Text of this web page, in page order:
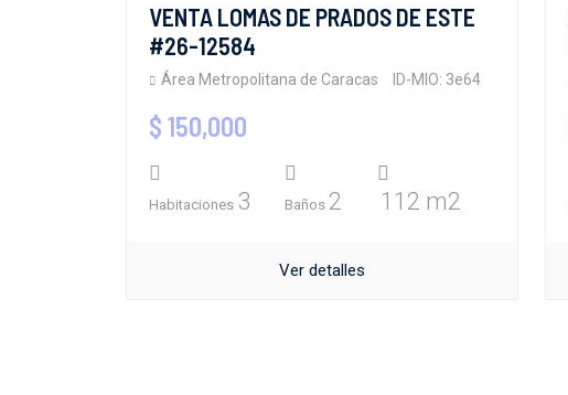
VENTA LOMAS DE PRADOS DE ESTE
#26-12584
Área Metropolitana de Caracas ID-MIO: 3e64
$ 150,000
Habitaciones 3 Baños 2 112 m2
Ver detalles